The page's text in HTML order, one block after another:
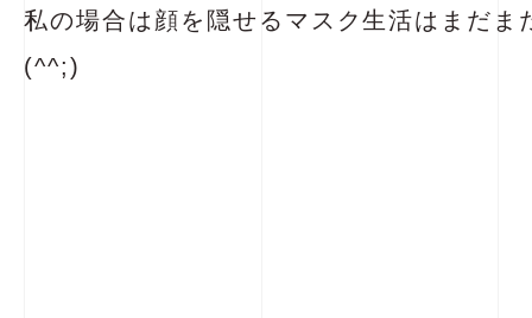
私の場合は顔を隠せるマスク生活はまだま
(^^;)